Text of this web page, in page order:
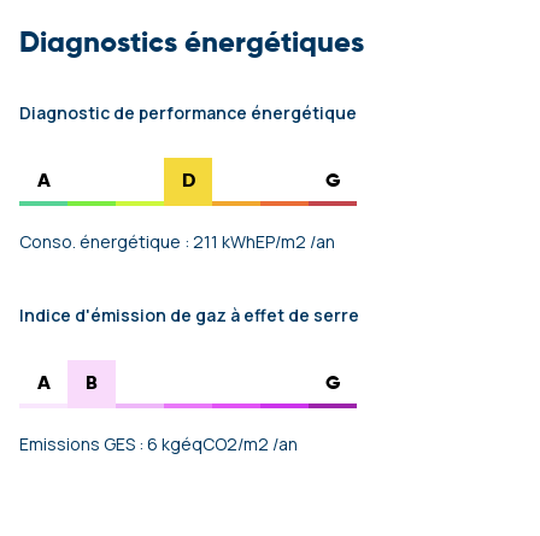
Diagnostics énergétiques
Diagnostic de performance énergétique
A D G
Conso. énergétique : 211 kWhEP/m2 /an
Indice d'émission de gaz à effet de serre
A B G
Emissions GES : 6 kgéqCO2/m2 /an